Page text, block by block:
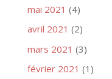
mai 2021 (4)
avril 2021 (2)
mars 2021 (3)
février 2021 (1)